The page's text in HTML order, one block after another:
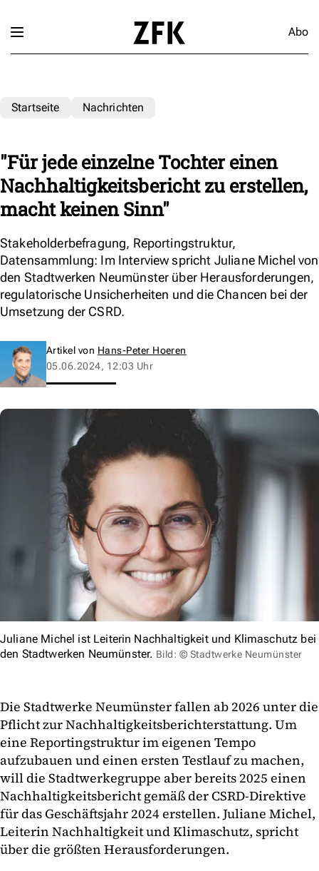
Abo
Startseite Nachrichten
"Für jede einzelne Tochter einen
Nachhaltigkeitsbericht zu erstellen,
macht keinen Sinn"
Stakeholderbefragung, Reportingstruktur,
Datensammlung: Im Interview spricht Juliane Michel von
den Stadtwerken Neumünster über Herausforderungen,
regulatorische Unsicherheiten und die Chancen bei der
Umsetzung der CSRD.
Artikel von Hans-Peter Hoeren
05.06.2024, 12:03 Uhr
Juliane Michel ist Leiterin Nachhaltigkeit und Klimaschutz bei
den Stadtwerken Neumünster. Bild: © Stadtwerke Neumünster
Die Stadtwerke Neumünster fallen ab 2026 unter die
Pflicht zur Nachhaltigkeitsberichterstattung. Um
eine Reportingstruktur im eigenen Tempo
aufzubauen und einen ersten Testlauf zu machen,
will die Stadtwerkegruppe aber bereits 2025 einen
Nachhaltigkeitsbericht gemäß der CSRD-Direktive
für das Geschäftsjahr 2024 erstellen. Juliane Michel,
Leiterin Nachhaltigkeit und Klimaschutz, spricht
über die größten Herausforderungen.